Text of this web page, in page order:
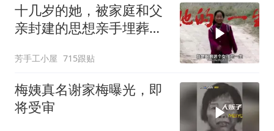
十几岁的她，被家庭和父
亲封建的思想亲手埋葬在
芳手工小屋 715跟贴
梅姨真名谢家梅曝光，即
将受审